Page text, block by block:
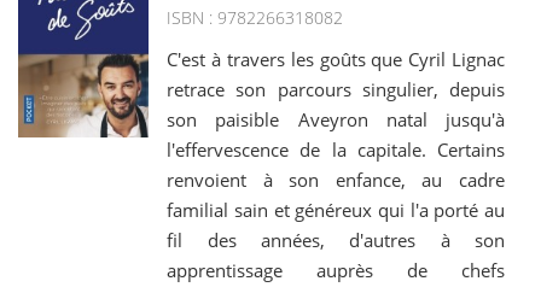
ISBN : 9782266318082
C'est à travers les goûts que Cyril Lignac
retrace son parcours singulier, depuis
son paisible Aveyron natal jusqu'à
l'effervescence de la capitale. Certains
renvoient à son enfance, au cadre
familial sain et généreux qui l'a porté au
fil des années, d'autres à son
apprentissage auprès de chefs